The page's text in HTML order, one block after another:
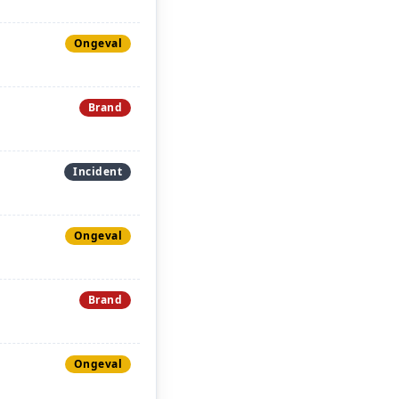
Ongeval
Brand
Incident
Ongeval
Brand
Ongeval